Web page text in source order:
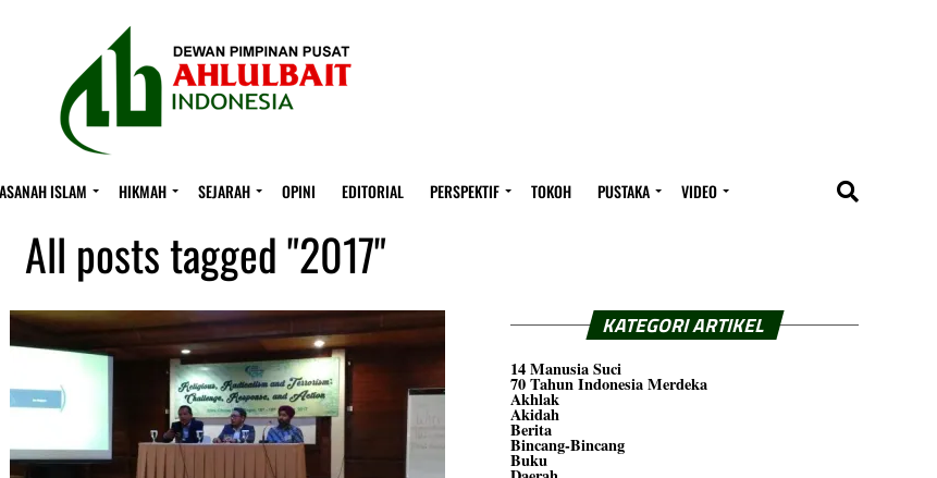
ISLAM HIKMAH SEJARAH OPINI EDITORIAL PERSPEKTIF TOKOH PUSTAKA VIDEO
All posts tagged "2017"
KATEGORI ARTIKEL
14 Manusia Suci
70 Tahun Indonesia Merdeka
Akhlak
Akidah
Berita
Bincang-Bincang
Buku